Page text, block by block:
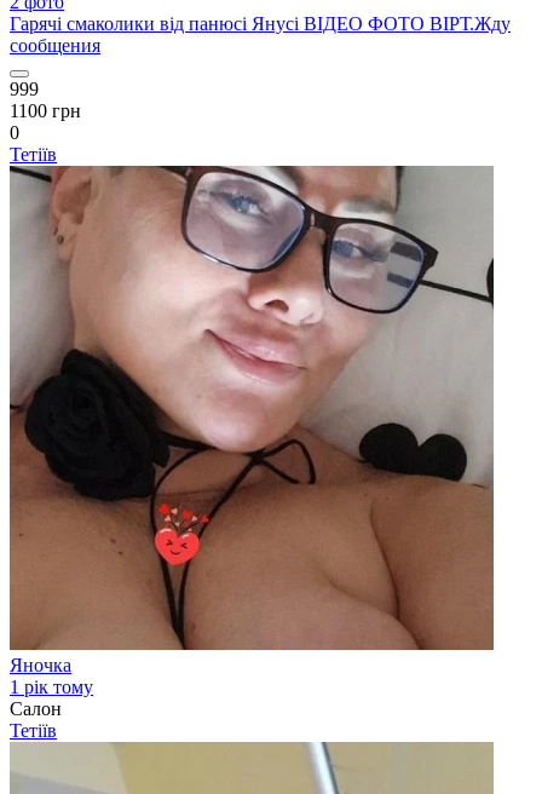
Гарячі смаколики від панюсі Янусі ВІДЕО ФОТО ВІРТ.Жду
сообщения
999
1100 грн
0
Тетіїв
Яночка
1 рік тому
Салон
Тетіїв